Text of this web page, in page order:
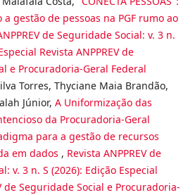
gestão de pessoas na PGF rumo ao
de Seguridade Social: v. 3 n.
Revista ANPPREV de
e Procuradoria-Geral Federal
Torres, Thyciane Maia Brandão,
Júnior, A Uniformização das
da Procuradoria-Geral
para a gestão de recursos
em dados , Revista ANPPREV de
v. 3 n. S (2026): Edição Especial
de Seguridade Social e Procuradoria-